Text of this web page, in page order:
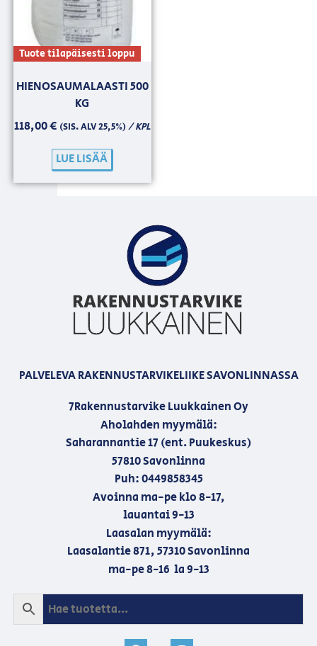
Tuote tilapäisesti loppu
HIENOSAUMALAASTI 500
KG
118,00€ (SIS. ALV 25,5%)/ KPL
LUE LISÄÄ
PALVELEVA RAKENNUSTARVIKELIIKE SAVONLINNASSA
7Rakennustarvike Luukkainen Oy
Aholahden myymälä:
Saharannantie 17 (ent. Puukeskus)
57810 Savonlinna
Puh: 0449858345
Avoinna ma-pe klo 8-17,
lauantai 9-13
Laasalan myymälä:
Laasalantie 871, 57310 Savonlinna
ma-pe 8-16 la 9-13